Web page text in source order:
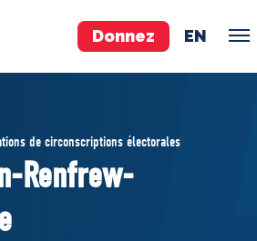
Donnez EN
de circonscriptions électorales
Renfrew-